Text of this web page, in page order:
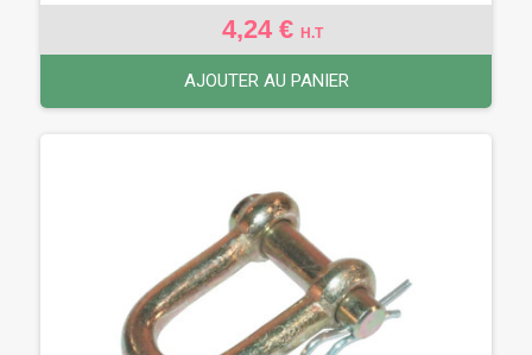
4,24 € H.T
AJOUTER AU PANIER